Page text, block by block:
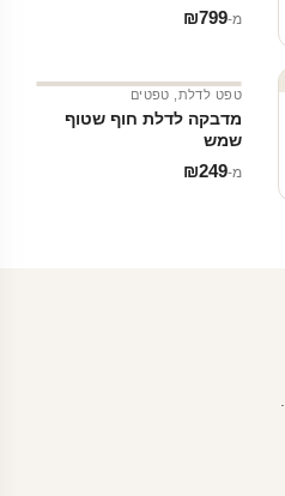
מ‑ ₪799
טפט לדלת טפטים
מדבקה לדלת חוף שטוף
שמש
מ‑ ₪249